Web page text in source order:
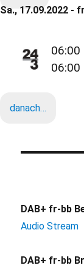
Sa., 17.09.2022 -
06:00
06:00
danach…
DAB+ fr-bb
Audio Stream
DAB+ fr-bb